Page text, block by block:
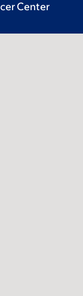
Center